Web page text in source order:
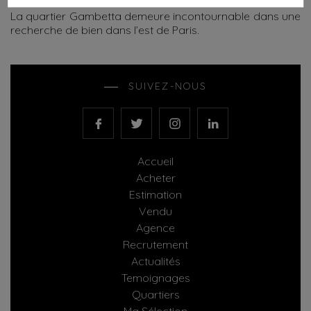
La quartier Gambetta demeure incontournable dans une
recherche de bien dans l’est de Paris.
SUIVEZ-NOUS
Accueil
Acheter
Estimation
Vendu
Agence
Recrutement
Actualités
Temoignages
Quartiers